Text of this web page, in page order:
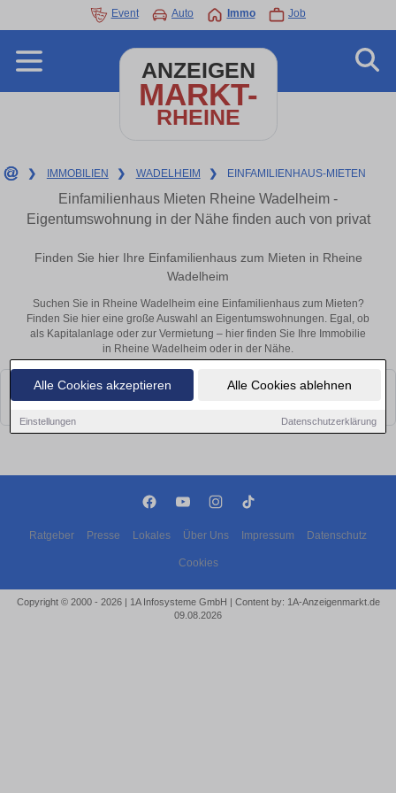
Alle Cookies akzeptieren Alle Cookies ablehnen
Einstellungen Datenschutzerklärung
Event Auto Immo Job
ANZEIGEN
MARKT-
RHEINE
❯ IMMOBILIEN ❯ WADELHEIM ❯ EINFAMILIENHAUS-MIETEN
Einfamilienhaus Mieten Rheine Wadelheim -
Eigentumswohnung in der Nähe finden auch von privat
Finden Sie hier Ihre Einfamilienhaus zum Mieten in Rheine
Wadelheim
Suchen Sie in Rheine Wadelheim eine Einfamilienhaus zum Mieten?
Finden Sie hier eine große Auswahl an Eigentumswohnungen. Egal, ob
als Kapitalanlage oder zur Vermietung – hier finden Sie Ihre Immobilie
in Rheine Wadelheim oder in der Nähe.
Leider konnten wir derzeit keine passenden Objekte finden. Schauen Sie
bald wieder vorbei!
Ratgeber Presse Lokales Über Uns Impressum Datenschutz
Cookies
Copyright © 2000 - 2026 | 1A Infosysteme GmbH | Content by: 1A-Anzeigenmarkt.de
09.08.2026